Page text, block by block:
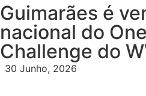
Guimarães é
nacional do
Challenge do
30 Junho, 2026